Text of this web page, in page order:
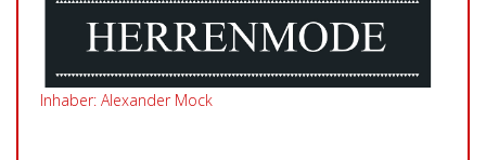
Inhaber: Alexander Mock